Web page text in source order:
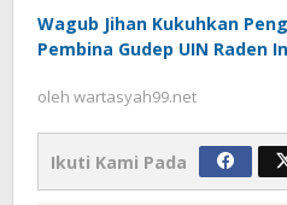
Wagub Jihan Kukuhkan
Pembina Gudep UIN Raden
oleh wartasyah99.net
Ikuti Kami Pada